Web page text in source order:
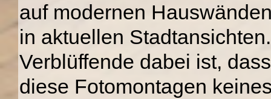
auf modernen
in aktuellen
Verblüffende dabei ist, dass
diese Fotomontagen